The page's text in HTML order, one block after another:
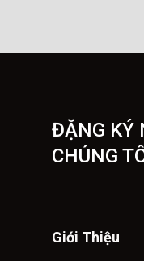
ĐẶNG KÝ
CHÚNG
Giới Thiệu